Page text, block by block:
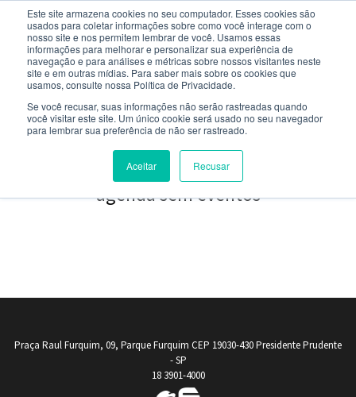
Este site armazena cookies no seu computador. Esses cookies são
usados ​​para coletar informações sobre como você interage com o
nosso site e nos permitem lembrar de você. Usamos essas
informações para melhorar e personalizar sua experiência de
navegação e para análises e métricas sobre nossos visitantes neste
site e em outras mídias. Para saber mais sobre os cookies que
usamos, consulte nossa Política de Privacidade.
Se você recusar, suas informações não serão rastreadas quando
você visitar este site. Um único cookie será usado no seu navegador
para lembrar sua preferência de não ser rastreado.
Aceitar Recusar
NOTÍCIAS
Agenda de Eventos
agenda sem eventos
Praça Raul Furquim, 09, Parque Furquim CEP 19030-430 Presidente Prudente
- SP
18 3901-4000